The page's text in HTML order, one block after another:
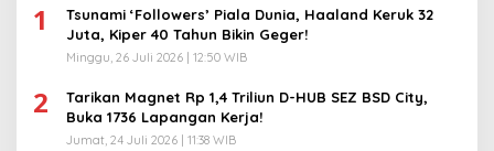
1
Tsunami ‘Followers’ Piala Dunia, Haaland Keruk 32
Juta, Kiper 40 Tahun Bikin Geger!
Minggu, 26 Juli 2026 | 12:50 WIB
2
Tarikan Magnet Rp 1,4 Triliun D-HUB SEZ BSD City,
Buka 1736 Lapangan Kerja!
Jumat, 24 Juli 2026 | 11:38 WIB